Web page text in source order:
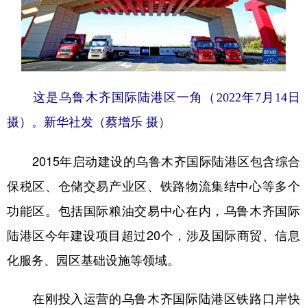
这是乌鲁木齐国际陆港区一角（2022年7月14日
摄）。新华社发（蔡增乐 摄）
2015年启动建设的乌鲁木齐国际陆港区包含综合
保税区、仓储交易产业区、铁路物流集结中心等多个
功能区。包括国际粮油交易中心在内，乌鲁木齐国际
陆港区今年建设项目超过20个，涉及国际商贸、信息
化服务、园区基础设施等领域。
在刚投入运营的乌鲁木齐国际陆港区铁路口岸快